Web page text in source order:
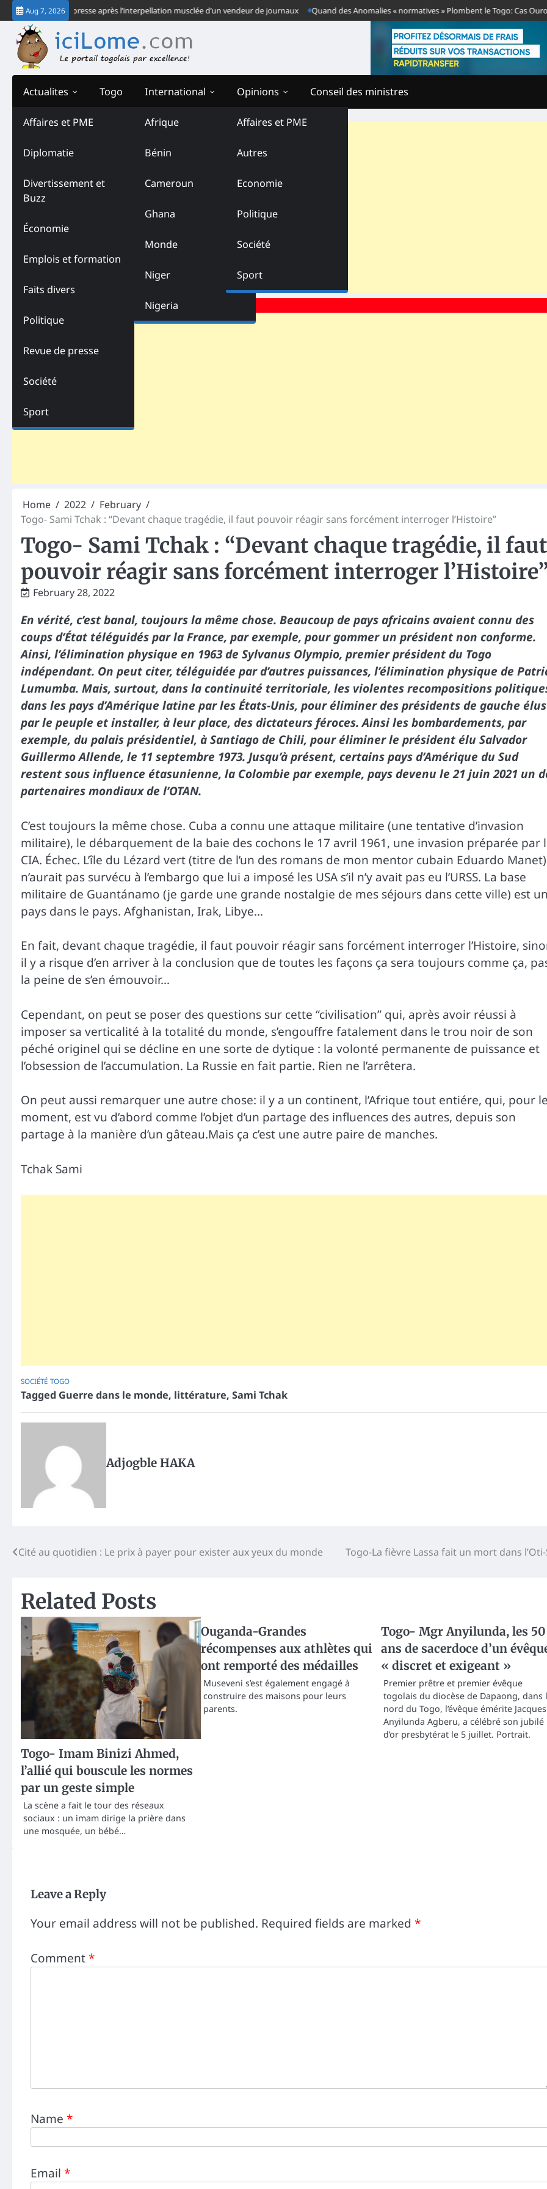
Skip
to
content
Aug 7, 2026
» de la presse après l’interpellation musclée d’un vendeur de journaux Quand des Anomalies « normatives » Plombent le Togo: Cas Ouro-
Actualites
Affaires et PME
Diplomatie
Divertissement et
Buzz
Économie
Emplois et formation
Faits divers
Politique
Revue de presse
Société
Sport
Togo International
Afrique
Bénin
Cameroun
Ghana
Monde
Niger
Nigeria
Opinions
Affaires et PME
Autres
Economie
Politique
Société
Sport
Conseil des ministres
Home 2022
February
Togo- Sami Tchak : “Devant chaque tragédie, il faut pouvoir réagir sans forcément interroger l’Histoire”
Togo- Sami Tchak : “Devant chaque tragédie, il faut
pouvoir réagir sans forcément interroger
February 28, 2022
En vérité, c’est banal, toujours la même chose. Beaucoup de pays africains avaient connu des
coups d’État téléguidés par la France, par exemple, pour gommer un président non conforme.
Ainsi, l’élimination physique en 1963 de Sylvanus Olympio, premier président du Togo
indépendant. On peut citer, téléguidée par d’autres puissances, l’élimination physique de
Lumumba. Mais, surtout, dans la continuité territoriale, les violentes recompositions
dans les pays d’Amérique latine par les États-Unis, pour éliminer des présidents de gauche élus
par le peuple et installer, à leur place, des dictateurs féroces. Ainsi les bombardements, par
exemple, du palais présidentiel, à Santiago de Chili, pour éliminer le président élu Salvador
Guillermo Allende, le 11 septembre 1973. Jusqu’à présent, certains pays d’Amérique du Sud
restent sous influence étasunienne, la Colombie par exemple, pays devenu le 21 juin 2021 un
partenaires mondiaux de l’OTAN.
C’est toujours la même chose. Cuba a connu une attaque militaire (une tentative d’invasion
militaire), le débarquement de la baie des cochons le 17 avril 1961, une invasion préparée par
CIA. Échec. L’île du Lézard vert (titre de l’un des romans de mon mentor cubain Eduardo Manet)
n’aurait pas survécu à l’embargo que lui a imposé les USA s’il n’y avait pas eu l’URSS. La base
militaire de Guantánamo (je garde une grande nostalgie de mes séjours dans cette ville) est
pays dans le pays. Afghanistan, Irak, Libye…
En fait, devant chaque tragédie, il faut pouvoir réagir sans forcément interroger l’Histoire,
il y a risque d’en arriver à la conclusion que de toutes les façons ça sera toujours comme ça,
la peine de s’en émouvoir…
Cependant, on peut se poser des questions sur cette “civilisation” qui, après avoir réussi à
imposer sa verticalité à la totalité du monde, s’engouffre fatalement dans le trou noir de son
péché originel qui se décline en une sorte de dytique : la volonté permanente de puissance et
l’obsession de l’accumulation. La Russie en fait partie. Rien ne l’arrêtera.
On peut aussi remarquer une autre chose: il y a un continent, l’Afrique tout entiére, qui, pour
moment, est vu d’abord comme l’objet d’un partage des influences des autres, depuis son
partage à la manière d’un gâteau.Mais ça c’est une autre paire de manches.
Tchak Sami
SOCIÉTÉ TOGO
Tagged Guerre dans le monde, littérature, Sami Tchak
Adjogble HAKA
Post
Cité au quotidien : Le prix à payer pour exister aux yeux du monde Togo-La fièvre Lassa fait un mort dans
Related Posts
Togo- Imam Binizi Ahmed,
l’allié qui bouscule les normes
par un geste simple
La scène a fait le tour des réseaux
sociaux : un imam dirige la prière dans
une mosquée, un bébé…
Ouganda-Grandes
récompenses aux athlètes qui
ont remporté des médailles
Museveni s’est également engagé à
construire des maisons pour leurs
parents.
Togo- Mgr Anyilunda, les 50
ans de sacerdoce d’un
« discret et exigeant »
Premier prêtre et premier évêque
togolais du diocèse de Dapaong, dans
nord du Togo, l’évêque émérite Jacques
Anyilunda Agberu, a célébré son jubilé
d’or presbytérat le 5 juillet. Portrait.
Leave a Reply
Your email address will not be published. Required fields are marked *
Comment*
Name *
Email *